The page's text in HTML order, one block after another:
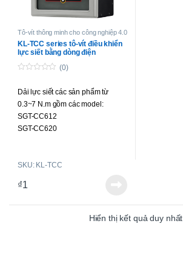
Tô-vít thông minh cho công nghiệp 4.0
KL-TCC series tô-vít điều khiển
lực siết bằng dòng điện
u
o
f
5
(0)
Dải lực siết các sản phẩm từ
0.3~7 N.m gồm các model:
SGT-CC612
SGT-CC620
SGT-CC650
SKU: KL-TCC
₫1
Hiển thị kết quả duy nhất